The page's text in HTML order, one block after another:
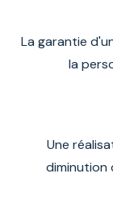
La garantie
la
Une
diminution